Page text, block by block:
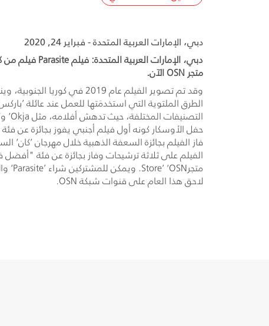
دبي، الإمارات العربية المتحدة - فبراير 24, 2020
متجر OSN الآن.
وقد تم تصوير الفيلم عام
الطرق الملتوية التي استخدمَتها للعمل عند عائلة
حفل الأوسكار كونه أول فيلم أجنبي يفوز بجائزة
لاحق هذا العام على قنوات شبكة OSN.